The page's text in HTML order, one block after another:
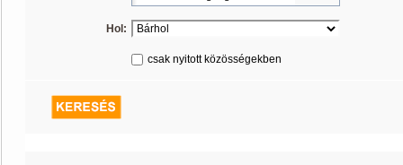
Hol:
csak nyitott közösségekben